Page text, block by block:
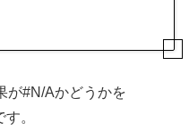
が#N/Aかどうかを
。